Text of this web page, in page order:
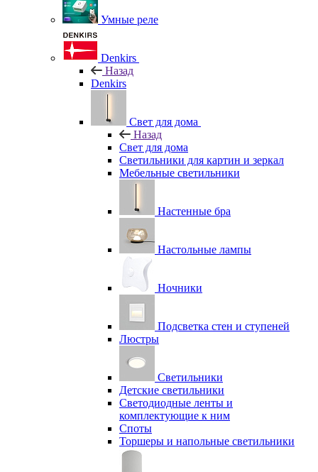
Умные реле
Denkirs
Назад
Denkirs
Свет для дома
Назад
Свет для дома
Светильники для картин и зеркал
Мебельные светильники
Настенные бра
Настольные лампы
Ночники
Подсветка стен и ступеней
Люстры
Светильники
Детские светильники
Светодиодные ленты и
комплектующие к ним
Споты
Торшеры и напольные светильники